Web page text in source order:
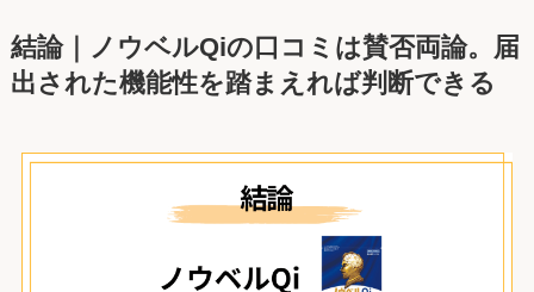
結論｜ノウベルQiの口コミは賛否両論。届
出された機能性を踏まえれば判断できる